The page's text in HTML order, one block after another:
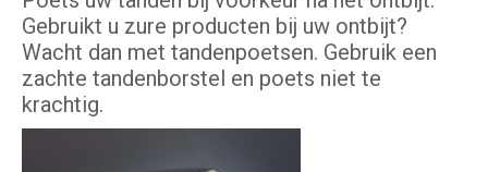
Gebruikt u zure producten bij uw ontbijt?
Wacht dan met tandenpoetsen. Gebruik een
zachte tandenborstel en poets niet te
krachtig.